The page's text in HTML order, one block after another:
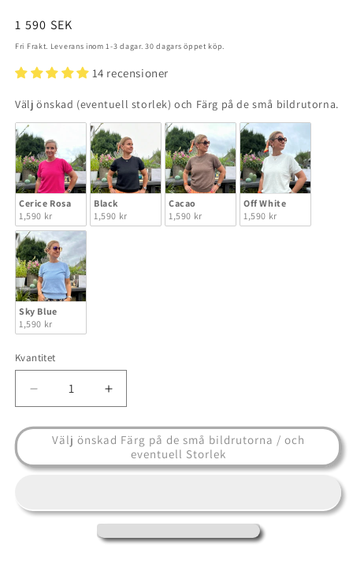
Ordinarie
pris
1 590 SEK
Fri Frakt. Leverans inom 1-3 dagar. 30 dagars öppet köp.
14 recensioner
Välj önskad (eventuell storlek) och Färg på de små bildrutorna.
Cerice Rosa
1,590 kr
Black
1,590 kr
Cacao
1,590 kr
Off White
1,590 kr
Sky Blue
1,590 kr
Kvantitet
Minska
kvantitet
för
Cashmere
Sweater
Short
Öka
kvantitet
för
Cashmere
Sweater
Short
Sleeve
Välj önskad Färg på de små bildrutorna / och
eventuell Storlek